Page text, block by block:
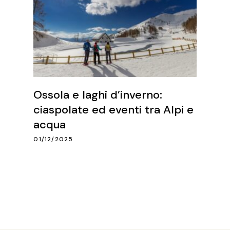
Ossola e laghi d’inverno:
ciaspolate ed eventi tra Alpi e
acqua
01/12/2025